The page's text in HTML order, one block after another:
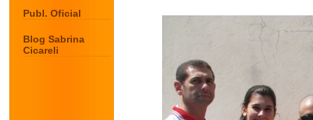
Publ. Oficial
Blog Sabrina
Cicareli